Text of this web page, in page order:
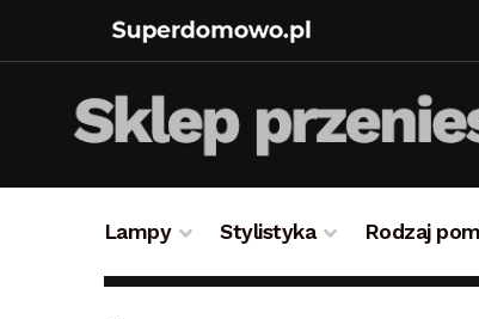
Lampy Stylistyka Rodzaj